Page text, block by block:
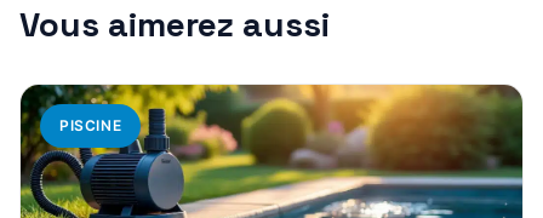
Vous aimerez aussi
PISCINE